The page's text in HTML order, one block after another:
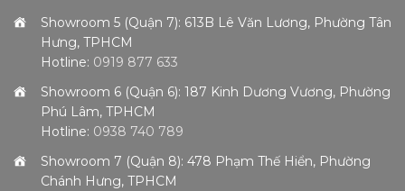
Showroom 5 (Quận 7): 613B Lê Văn Lương, Phường Tân
Hưng, TPHCM
Hotline: 0919 877 633
Showroom 6 (Quận 6): 187 Kinh Dương Vương, Phường
Phú Lâm, TPHCM
Hotline: 0938 740 789
Showroom 7 (Quận 8): 478 Phạm Thế Hiển, Phường
Chánh Hưng, TPHCM